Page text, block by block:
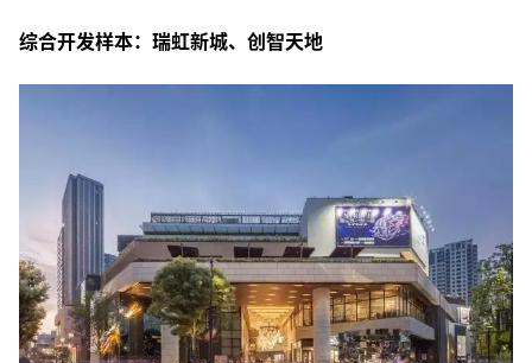
综合开发样本：瑞虹新城、创智天地